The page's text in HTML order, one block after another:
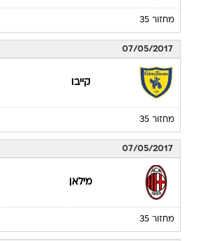
מחזור 35
07/05/2017
קייבו
מחזור 35
07/05/2017
מילאן
מחזור 35